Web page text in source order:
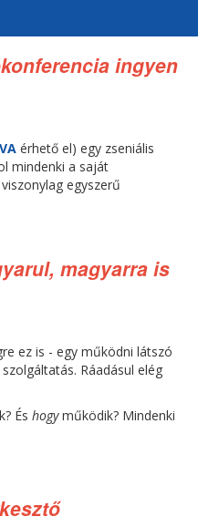
ingyen
érhető el) egy zseniális
mindenki a saját
egyszerű
magyarra is
ez is - egy működni látszó
Ráadásul elég
És hogyműködik? Mindenki